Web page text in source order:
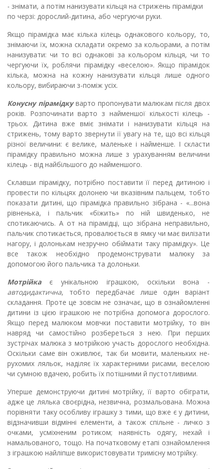
- знімати, а потім нанизувати кільця на стрижень пірамідки
по черзі: дорослий-дитина, або чергуючи руки.
Якщо пірамідка має кілька кілець однакового кольору, то,
зні­маючи їх, можна складати окремо за кольорами, а потім
нанизувати: чи то всі однакові за кольором кільця, чи то
чергуючи їх, роблячи пірамідку «веселою». Якщо пірамідок
кілька, можна на кожну на­низувати кільця лише одного
кольору, вибираючи з-поміж усіх.
Конусну пірамідку варто пропонувати малюкам після двох
років. Розпочинати варто з найменшої кількості кілець -
трьох. Дитина вже вміє знімати і нанизувати кільця на
стрижень, тому варто звернути її увагу на те, що всі кільця
різної величини: є ве­лике, маленьке і найменше. І скласти
пірамідку правильно можна лише з урахуванням величини
кілець - від найбільшого до най­меншого.
Склавши пірамідку, потрібно поставити її перед дитиною і
провести по кільцях долонею чи вказівним пальцем, тобто
по­казати дитині, що пірамідка правильно зібрана - «...вона
рівненька, і пальчик «біжить» по ній швиденько, не
спотикаючись. А от на пірамідці, що зібра­на неправильно,
пальчик спотикається, провалюється в ямку чи має вилізати
нагору, і долонькам незручно обіймати таку пірамідку». Це
все також необхідно продемонструвати малюку за
допомогою його пальчика та до­лоньки.
Мотрійкає унікальною іграшкою, оскільки вона -
автодидактична, тобто передбачає лише один варіант
складання. Проте це зо­всім не означає, що в ознайомленні
дитини із цією іграшкою не потрібна допомога дорослого.
Якщо перед малюком мовчки поставити мотрійку, то він
навряд чи самостійно розбереться з нею. При перших
зустрічах малюка з мотрійкою участь дорослого необхідна.
Оскільки саме він оживлює, так би мовити, маленьких не­
рухомих ляльок, наділяє їх характерними рисами, веселою
чи сум­ною вдачею, робить їх потішними й пустотливими.
Уперше демонструючи дитині мотрійку, її варто обіграти,
адже це лялька своєрідна, незвична, розмальована. Можна
порівняти таку особливу іграшку з тими, що вже є у дитини,
відзначивши відмінні елементи, а також спільне - личко з
очками, усміхненим ротиком; наявність одягу, нехай і
намальованого, тощо. На початковому етапі ознайомлення
з іграшкою найліпше використовувати тримісну мотрійку.